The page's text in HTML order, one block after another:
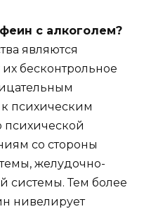
с алкоголем?
являются
бесконтрольное
психическим
психической
со стороны
желудочно-
системы. ️Тем более
нивелирует